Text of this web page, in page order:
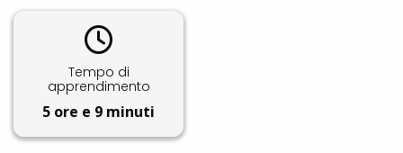
Tempo di
apprendimento
5 ore e 9 minuti